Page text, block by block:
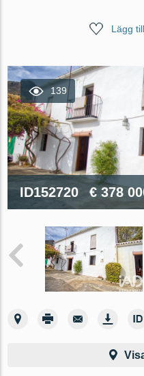
Lägg
139
ID152720 € 378